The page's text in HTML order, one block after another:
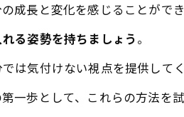
成長と変化を感じることがで
る姿勢を持ちましょう。
は気付けない視点を提供してく
一歩として、これらの方法を